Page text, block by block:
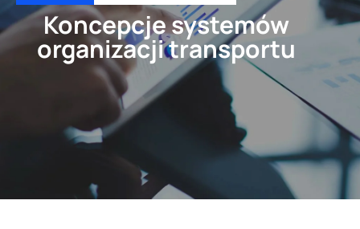
Koncepcje systemów
organizacji transportu